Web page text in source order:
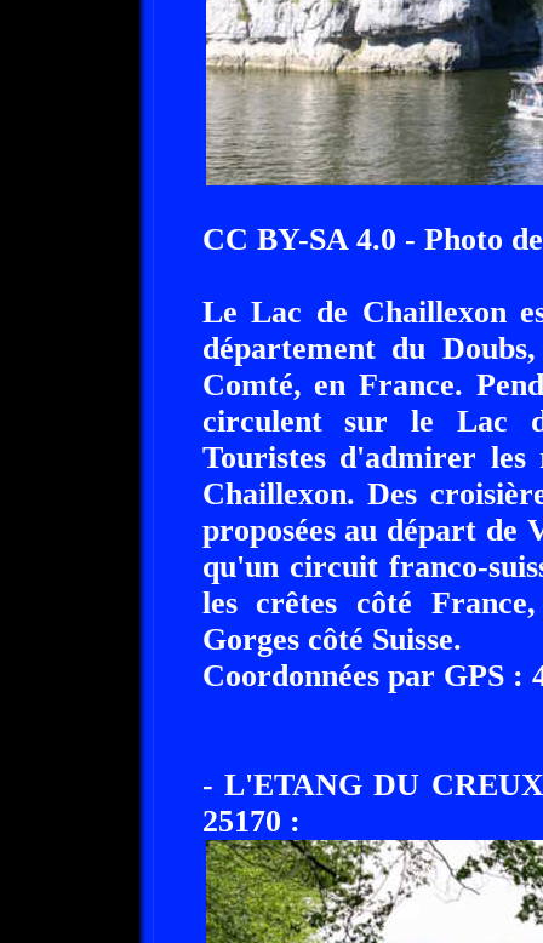
CC BY-SA 4.0 - Photo
Le Lac de Chaillexon
département du
Comté, en France.
circulent sur le Lac
Touristes d'admirer
Chaillexon. Des
proposées au départ de
qu'un circuit franco-
les crêtes côté
Gorges côté Suisse.
Coordonnées par GPS :
- L'ETANG DU
25170 :